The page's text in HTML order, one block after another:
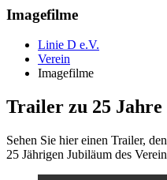
Imagefilme
Linie D e.V.
Verein
Imagefilme
Trailer zu 25
Sehen Sie hier einen Trailer,
25 Jährigen Jubiläum des